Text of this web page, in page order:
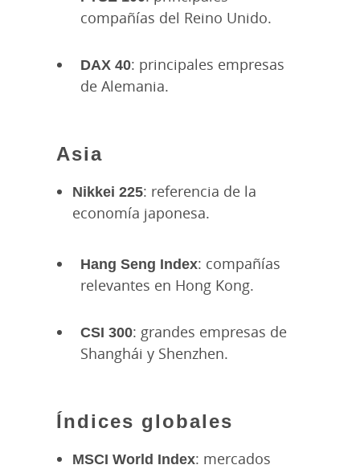
compañías del Reino Unido.
DAX 40: principales empresas
de Alemania.
Asia
Nikkei 225: referencia de la
economía japonesa.
Hang Seng Index: compañías
relevantes en Hong Kong.
CSI 300: grandes empresas de
Shanghái y Shenzhen.
Índices globales
MSCI World Index: mercados